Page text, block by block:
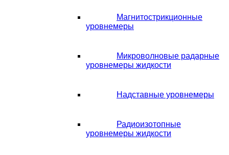
Магнитострикционные
уровнемеры
Микроволновые радарные
уровнемеры жидкости
Надставные уровнемеры
Радиоизотопные
уровнемеры жидкости